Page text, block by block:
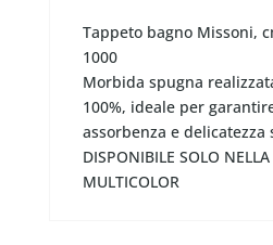
Tappeto bagno Missoni,
1000
Morbida spugna
100%, ideale per
assorbenza e delicatezza
DISPONIBILE SOLO
MULTICOLOR